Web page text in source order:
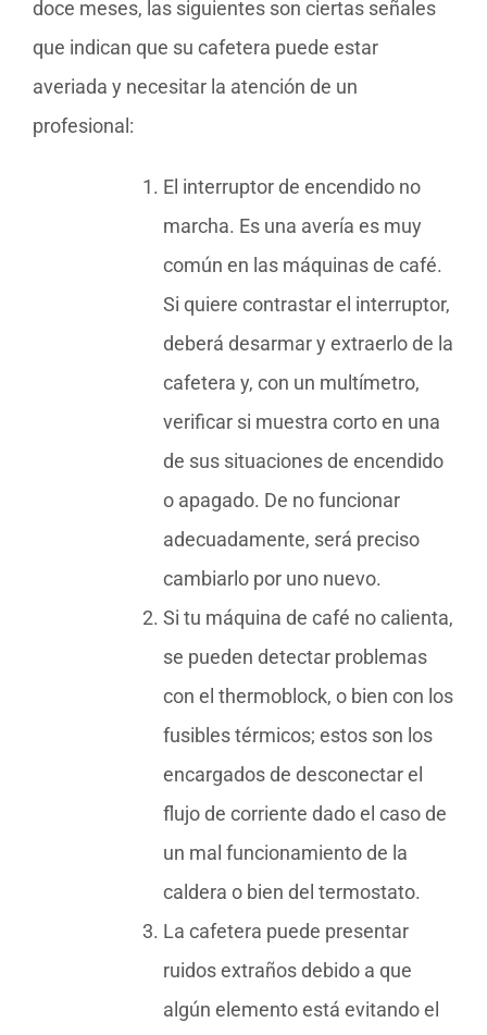
doce meses, las siguientes son ciertas señales
que indican que su cafetera puede estar
averiada y necesitar la atención de un
profesional:
El interruptor de encendido no
marcha. Es una avería es muy
común en las máquinas de café.
Si quiere contrastar el interruptor,
deberá desarmar y extraerlo de la
cafetera y, con un multímetro,
verificar si muestra corto en una
de sus situaciones de encendido
o apagado. De no funcionar
adecuadamente, será preciso
cambiarlo por uno nuevo.
Si tu máquina de café no calienta,
se pueden detectar problemas
con el thermoblock, o bien con los
fusibles térmicos; estos son los
encargados de desconectar el
flujo de corriente dado el caso de
un mal funcionamiento de la
caldera o bien del termostato.
La cafetera puede presentar
ruidos extraños debido a que
algún elemento está evitando el